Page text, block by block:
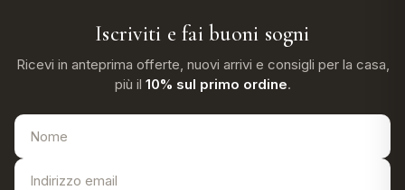
Iscriviti e fai buoni sogni
Ricevi in anteprima offerte, nuovi arrivi e consigli per la casa,
più il 10% sul primo ordine.